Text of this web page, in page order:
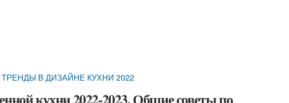
ТРЕНДЫ В ДИЗАЙНЕ КУХНИ 2022